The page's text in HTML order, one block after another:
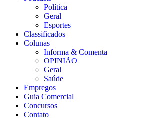
Política
Geral
Esportes
Classificados
Colunas
Informa & Comenta
OPINIÃO
Geral
Saúde
Empregos
Guia Comercial
Concursos
Contato